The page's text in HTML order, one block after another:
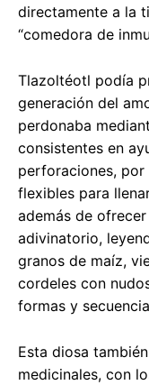
directamente a la
“comedora de
Tlazoltéotl podía
generación del
perdonaba
consistentes en
perforaciones, por
flexibles para
además de
adivinatorio,
granos de maíz,
cordeles con
formas y
Esta diosa
medicinales, con